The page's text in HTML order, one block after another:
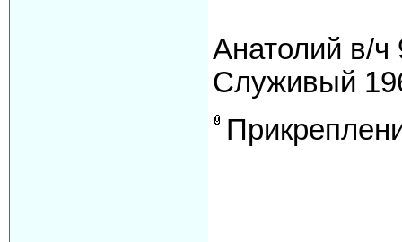
Анатолий в/ч
Служивый